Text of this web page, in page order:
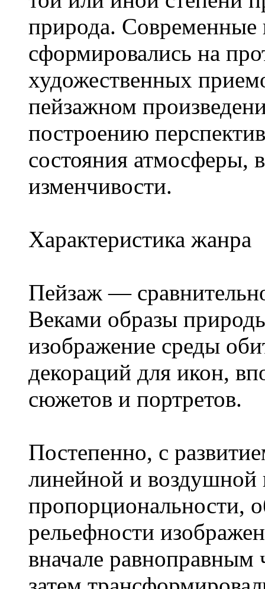
природа. Современные
сформировались на
художественных
пейзажном
построению
состояния атмосферы,
изменчивости.
Характеристика жанра
Пейзаж —
Веками образы
изображение среды
декораций для икон,
сюжетов и портретов.
Постепенно, с
линейной и воздушной
пропорциональности,
рельефности
вначале